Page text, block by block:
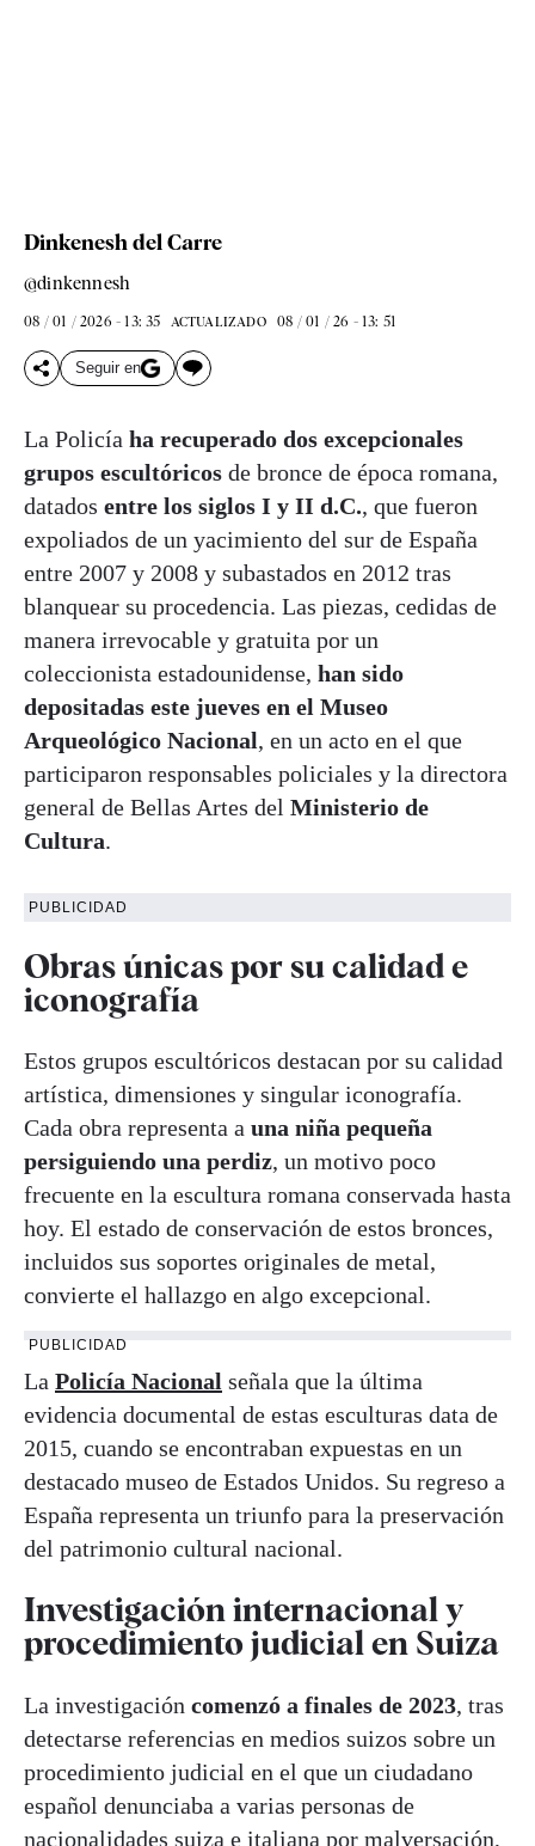
Dinkenesh del Carre
@dinkennesh
08 / 01 / 2026 - 13: 35 ACTUALIZADO 08 / 01 / 26 - 13: 51
Seguir en
La Policía ha recuperado dos excepcionales
grupos escultóricos de bronce de época romana,
datados entre los siglos I y II d.C., que fueron
expoliados de un yacimiento del sur de España
entre 2007 y 2008 y subastados en 2012 tras
blanquear su procedencia. Las piezas, cedidas de
manera irrevocable y gratuita por un
coleccionista estadounidense, han sido
depositadas este jueves en el Museo
Arqueológico Nacional, en un acto en el que
participaron responsables policiales y la directora
general de Bellas Artes del Ministerio de
Cultura.
PUBLICIDAD
Obras únicas por su calidad e
iconografía
Estos grupos escultóricos destacan por su calidad
artística, dimensiones y singular iconografía.
Cada obra representa a una niña pequeña
persiguiendo una perdiz, un motivo poco
frecuente en la escultura romana conservada hasta
hoy. El estado de conservación de estos bronces,
incluidos sus soportes originales de metal,
convierte el hallazgo en algo excepcional.
PUBLICIDAD
La Policía Nacional señala que la última
evidencia documental de estas esculturas data de
2015, cuando se encontraban expuestas en un
destacado museo de Estados Unidos. Su regreso a
España representa un triunfo para la preservación
del patrimonio cultural nacional.
Investigación internacional y
procedimiento judicial en Suiza
La investigación comenzó a finales de 2023, tras
detectarse referencias en medios suizos sobre un
procedimiento judicial en el que un ciudadano
español denunciaba a varias personas de
nacionalidades suiza e italiana por malversación,